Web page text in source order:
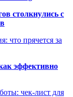
столкнулись с
что прячется за
эффективно
чек-лист для